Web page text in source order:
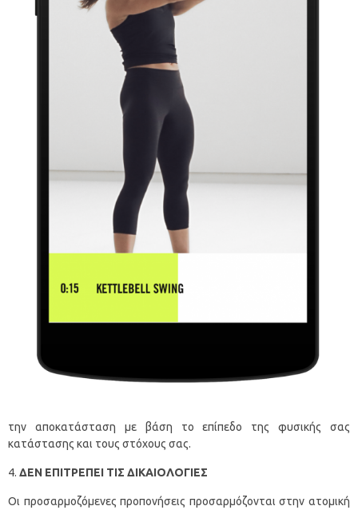
την αποκατάσταση με βάση το επίπεδο της φυσικής σας
κατάστασης και τους στόχους σας.
ΔΕΝ ΕΠΙΤΡΕΠΕΙ ΤΙΣ ΔΙΚΑΙΟΛΟΓΙΕΣ
Οι προσαρμοζόμενες προπονήσεις προσαρμόζονται στην ατομική